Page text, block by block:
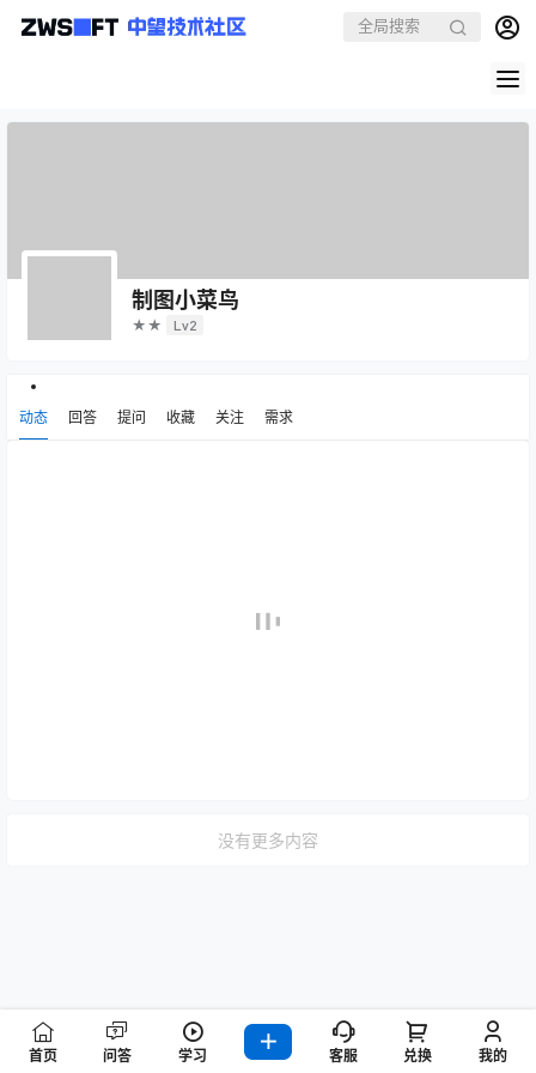
制图小菜鸟
★★ Lv2
动态 回答 提问 收藏 关注 需求
没有更多内容
首页 问答 学习 客服 兑换 我的